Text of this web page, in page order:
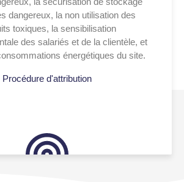
dangereux, la non utilisation des
toxiques, la sensibilisation
des salariés et de la clientèle, et
énergétiques du site.
Procédure d'attribution